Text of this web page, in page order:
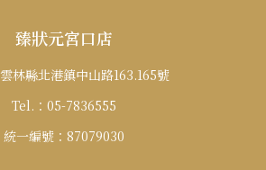
臻狀元宮口店
雲林縣北港鎮中山路163.165號
Tel.： 05-7836555
統一編號： 87079030